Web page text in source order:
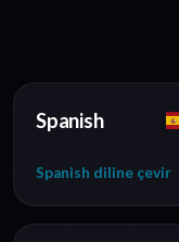
Spanish
Spanish diline çevir